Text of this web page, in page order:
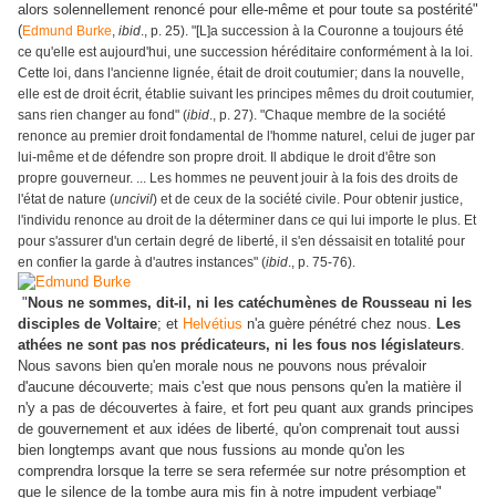
alors solennellement renoncé pour elle-même et pour toute sa postérité"
(Edmund Burke, ibid., p. 25). "[L]a succession à la Couronne a toujours été
ce qu'elle est aujourd'hui, une succession héréditaire conformément à la loi.
Cette loi, dans l'ancienne lignée, était de droit coutumier; dans la nouvelle,
elle est de droit écrit, établie suivant les principes mêmes du droit coutumier,
sans rien changer au fond" (ibid., p. 27). "Chaque membre de la société
renonce au premier droit fondamental de l'homme naturel, celui de juger par
lui-même et de défendre son propre droit. Il abdique le droit d'être son
propre gouverneur. ... Les hommes ne peuvent jouir à la fois des droits de
l'état de nature (uncivil) et de ceux de la société civile. Pour obtenir justice,
l'individu renonce au droit de la déterminer dans ce qui lui importe le plus. Et
pour s'assurer d'un certain degré de liberté, il s'en déssaisit en totalité pour
en confier la garde à d'autres instances" (ibid., p. 75-76).
" Nous ne sommes, dit-il, ni les catéchumènes de Rousseau ni les
disciples de Voltaire; et Helvétius n'a guère pénétré chez nous. Les
athées ne sont pas nos prédicateurs, ni les fous nos législateurs.
Nous savons bien qu'en morale nous ne pouvons nous prévaloir
d'aucune découverte; mais c'est que nous pensons qu'en la matière il
n'y a pas de découvertes à faire, et fort peu quant aux grands principes
de gouvernement et aux idées de liberté, qu'on comprenait tout aussi
bien longtemps avant que nous fussions au monde qu'on les
comprendra lorsque la terre se sera refermée sur notre présomption et
que le silence de la tombe aura mis fin à notre impudent verbiage"